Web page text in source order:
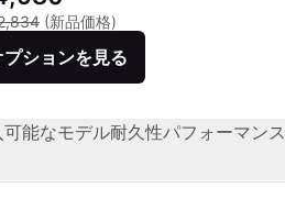
(新品価格)
プションを見る
可能なモデル耐久性パフォーマンス